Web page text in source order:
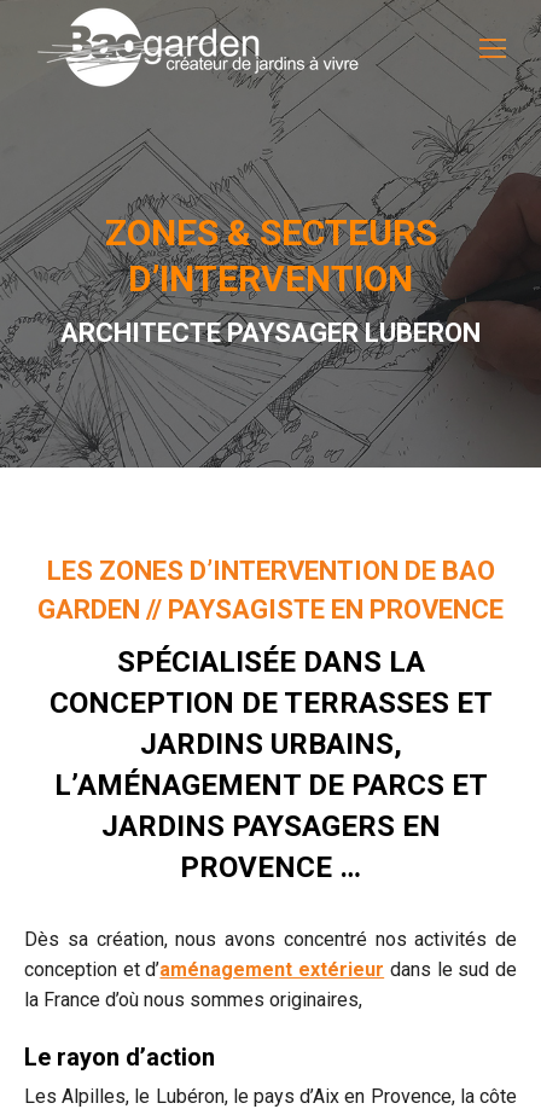
ZONES & SECTEURS
D’INTERVENTION
ARCHITECTE PAYSAGER LUBERON
LES ZONES D’INTERVENTION DE BAO
GARDEN // PAYSAGISTE EN PROVENCE
SPÉCIALISÉE DANS LA
CONCEPTION DE TERRASSES ET
JARDINS URBAINS,
L’AMÉNAGEMENT DE PARCS ET
JARDINS PAYSAGERS EN
PROVENCE …
Dès sa création, nous avons concentré nos activités de
conception et d’aménagement extérieur dans le sud de
la France d’où nous sommes originaires,
Le rayon d’action
Les Alpilles, le Lubéron, le pays d’Aix en Provence, la côte